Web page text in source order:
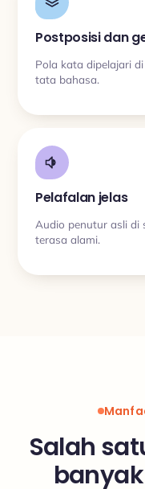
Postposisi dan
Pola kata dipelajari
tata bahasa.
Pelafalan jelas
Audio penutur asli di
terasa alami.
Salah